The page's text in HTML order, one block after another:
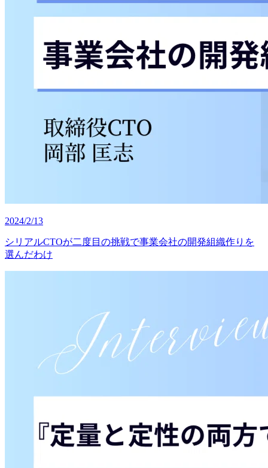
2024/2/13
シリアルCTOが二度目の挑戦で事業会社の開発組織作りを
選んだわけ